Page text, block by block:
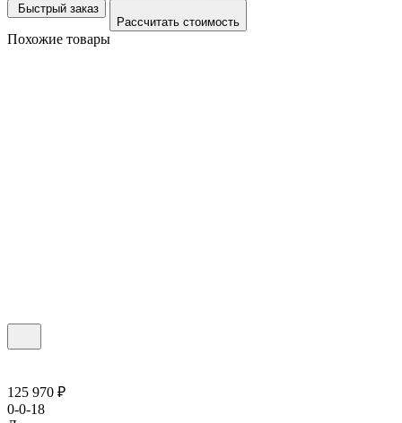
Быстрый заказ
Рассчитать стоимость
Похожие товары
125 970 ₽
0-0-18